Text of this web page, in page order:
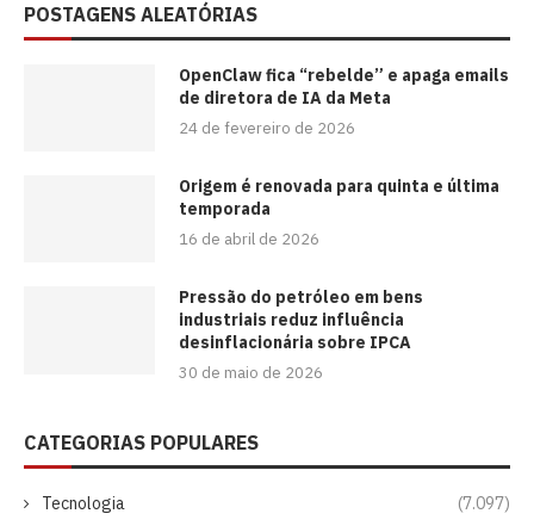
POSTAGENS ALEATÓRIAS
OpenClaw fica “rebelde” e apaga emails
de diretora de IA da Meta
24 de fevereiro de 2026
Origem é renovada para quinta e última
temporada
16 de abril de 2026
Pressão do petróleo em bens
industriais reduz influência
desinflacionária sobre IPCA
30 de maio de 2026
CATEGORIAS POPULARES
Tecnologia
(7.097)